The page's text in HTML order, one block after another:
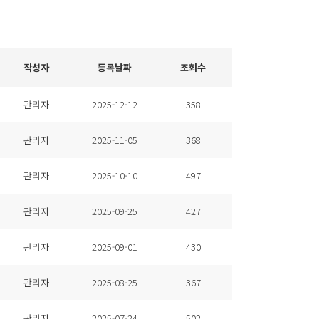
작성자 등록날짜 조회수
관리자 2025-12-12 358
관리자 2025-11-05 368
관리자 2025-10-10 497
관리자 2025-09-25 427
관리자 2025-09-01 430
관리자 2025-08-25 367